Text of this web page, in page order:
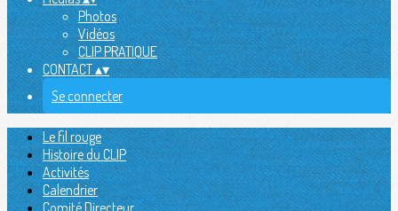
Photos
Vidéos
CLIP PRATIQUE
CONTACT▴▾
Se connecter
Le fil rouge
Histoire du CLIP
Activités
Calendrier
Comité Directeur